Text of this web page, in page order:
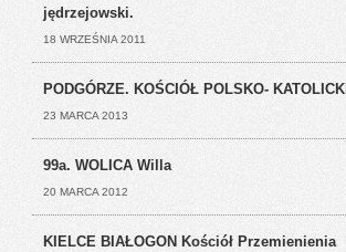
jędrzejowski.
18 WRZEŚNIA 2011
PODGÓRZE. KOŚCIÓŁ POLSKO- KATOLICKI
23 MARCA 2013
99a. WOLICA Willa
20 MARCA 2012
KIELCE BIAŁOGON Kościół Przemienienia